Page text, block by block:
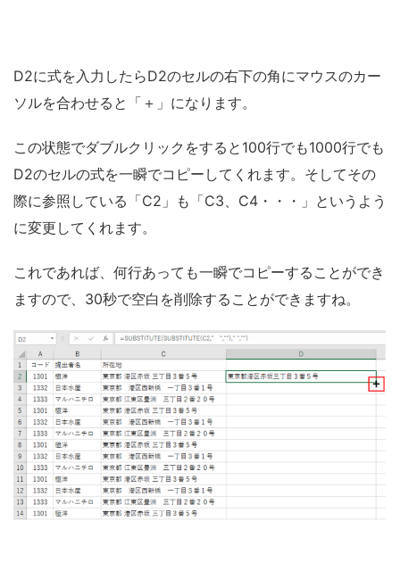
D2に式を入力したらD2のセルの右下の角にマウスのカー
ソルを合わせると「＋」になります。
この状態でダブルクリックをすると100行でも1000行でも
D2のセルの式を一瞬でコピーしてくれます。そしてその
際に参照している「C2」も「C3、C4・・・」というよう
に変更してくれます。
これであれば、何行あっても一瞬でコピーすることができ
ますので、30秒で空白を削除することができますね。